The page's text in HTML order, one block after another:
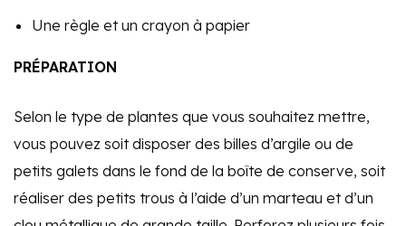
Une règle et un crayon à papier
PRÉPARATION
Selon le type de plantes que vous souhaitez mettre,
vous pouvez soit disposer des billes d’argile ou de
petits galets dans le fond de la boîte de conserve, soit
réaliser des petits trous à l’aide d’un marteau et d’un